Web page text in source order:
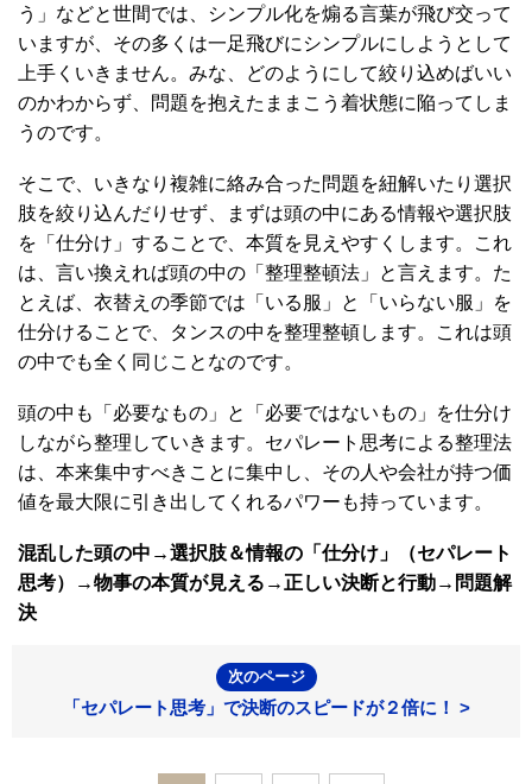
う」などと世間では、シンプル化を煽る言葉が飛び交って
いますが、その多くは一足飛びにシンプルにしようとして
上手くいきません。みな、どのようにして絞り込めばいい
のかわからず、問題を抱えたままこう着状態に陥ってしま
うのです。
そこで、いきなり複雑に絡み合った問題を紐解いたり選択
肢を絞り込んだりせず、まずは頭の中にある情報や選択肢
を「仕分け」することで、本質を見えやすくします。これ
は、言い換えれば頭の中の「整理整頓法」と言えます。た
とえば、衣替えの季節では「いる服」と「いらない服」を
仕分けることで、タンスの中を整理整頓します。これは頭
の中でも全く同じことなのです。
頭の中も「必要なもの」と「必要ではないもの」を仕分け
しながら整理していきます。セパレート思考による整理法
は、本来集中すべきことに集中し、その人や会社が持つ価
値を最大限に引き出してくれるパワーも持っています。
混乱した頭の中→選択肢＆情報の「仕分け」（セパレート
思考）→物事の本質が見える→正しい決断と行動→問題解
決
次のページ
「セパレート思考」で決断のスピードが２倍に！ >